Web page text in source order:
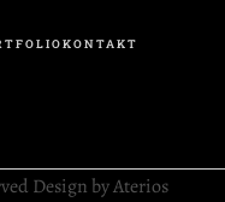
KONTAKT
Design by Aterios